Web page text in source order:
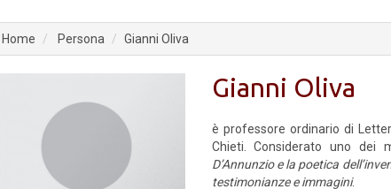
Home Persona Gianni Oliva
Gianni Oliva
è professore ordinario di
Chieti. Considerato uno dei
D’Annunzio e la poetica
testimonianze e immagini.